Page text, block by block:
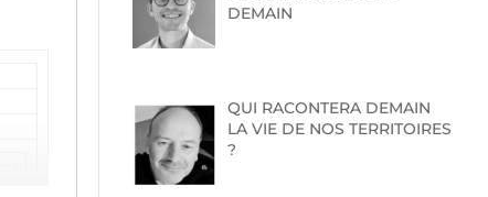
DEMAIN
QUI RACONTERA DEMAIN
LA VIE DE NOS TERRITOIRES
?